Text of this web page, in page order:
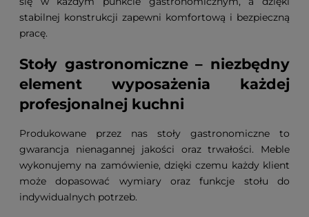
stabilnej konstrukcji zapewni komfortową i bezpieczną
pracę.
Stoły gastronomiczne – niezbędny
element wyposażenia każdej
profesjonalnej kuchni
Produkowane przez nas stoły gastronomiczne to
gwarancja nienagannej jakości oraz trwałości. Meble
wykonujemy na zamówienie, dzięki czemu każdy klient
może dopasować wymiary oraz funkcje stołu do
indywidualnych potrzeb.